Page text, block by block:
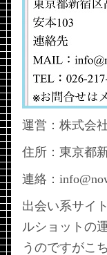
運営：株式会
住所：東京都
連絡：
出会い系サイ
ルショットの
うのですがこ